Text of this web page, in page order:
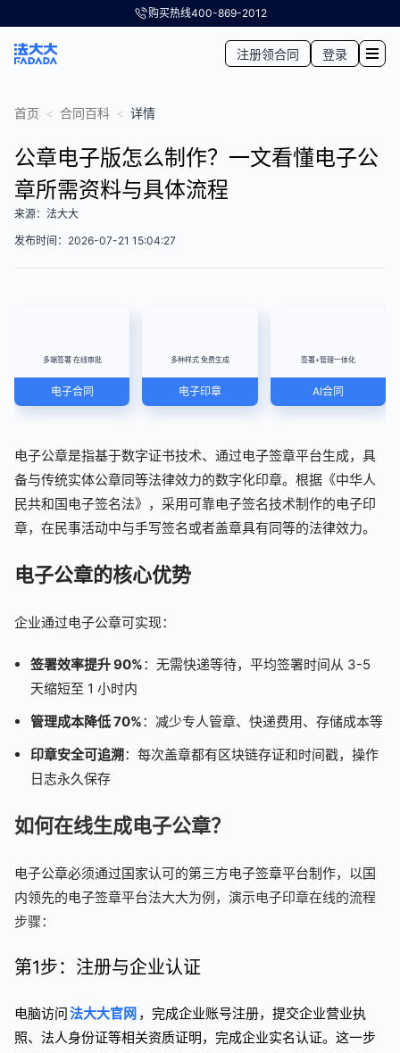
购买热线400-869-2012
注册领合同 登录
首页 < 合同百科 < 详情
公章电子版怎么制作？一文看懂电子公
章所需资料与具体流程
来源：法大大
发布时间：2026-07-21 15:04:27
多端签署 在线审批
电子合同
多种样式 免费生成
电子印章
签署+管理一体化
AI合同
电子公章是指基于数字证书技术、通过电子签章平台生成，具
备与传统实体公章同等法律效力的数字化印章。根据《中华人
民共和国电子签名法》，采用可靠电子签名技术制作的电子印
章，在民事活动中与手写签名或者盖章具有同等的法律效力。
电子公章的核心优势
企业通过电子公章可实现：
签署效率提升 90%：无需快递等待，平均签署时间从 3-5
天缩短至 1 小时内
管理成本降低 70%：减少专人管章、快递费用、存储成本等
印章安全可追溯：每次盖章都有区块链存证和时间戳，操作
日志永久保存
如何在线生成电子公章？
电子公章必须通过国家认可的第三方电子签章平台制作，以国
内领先的电子签章平台法大大为例，演示电子印章在线的流程
步骤：
第1步：注册与企业认证
电脑访问法大大官网 ，完成企业账号注册，提交企业营业执
照、法人身份证等相关资质证明，完成企业实名认证。这一步